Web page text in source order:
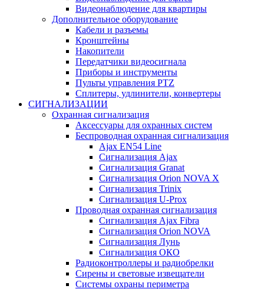
Видеонаблюдение для квартиры
Дополнительное оборудование
Кабели и разъемы
Кронштейны
Накопители
Передатчики видеосигнала
Приборы и инструменты
Пульты управления PTZ
Сплитеры, удлинители, конвертеры
СИГНАЛИЗАЦИИ
Охранная сигнализация
Аксессуары для охранных систем
Беспроводная охранная сигнализация
Ajax EN54 Line
Сигнализация Ajax
Сигнализация Granat
Сигнализация Orion NOVA X
Сигнализация Trinix
Сигнализация U-Prox
Проводная охранная сигнализация
Сигнализация Ajax Fibra
Сигнализация Orion NOVA
Сигнализация Лунь
Сигнализация ОКО
Радиоконтроллеры и радиобрелки
Сирены и световые извещатели
Системы охраны периметра